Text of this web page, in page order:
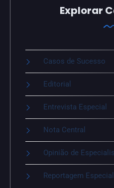
Explorar
Casos de Sucesso
Editorial
Entrevista Especial
Nota Central
Opinião de
Reportagem Especial